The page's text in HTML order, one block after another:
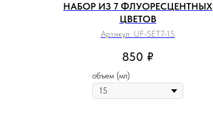
НАБОР ИЗ 7 ФЛУОРЕСЦЕНТНЫХ
ЦВЕТОВ
Артикул: UF-SET7-15
850 ₽
объем (мл)